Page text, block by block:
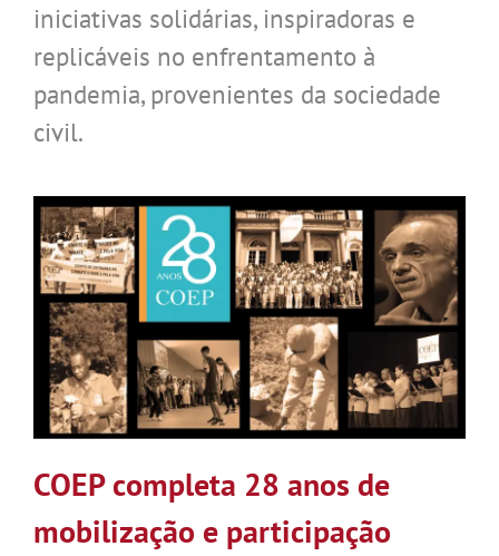
iniciativas solidárias, inspiradoras e
replicáveis no enfrentamento à
pandemia, provenientes da sociedade
civil.
COEP completa 28 anos de
mobilização e participação